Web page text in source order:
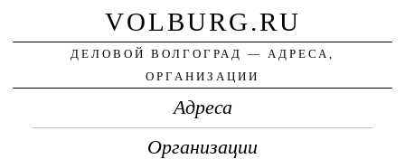
VOLBURG.RU
ДЕЛОВОЙ ВОЛГОГРАД — АДРЕСА,
ОРГАНИЗАЦИИ
Адреса
Организации